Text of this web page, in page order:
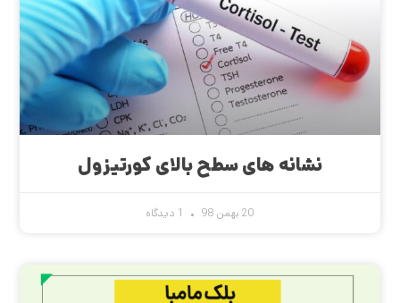
نشانه های سطح بالای کورتیزول
20 بهمن 98